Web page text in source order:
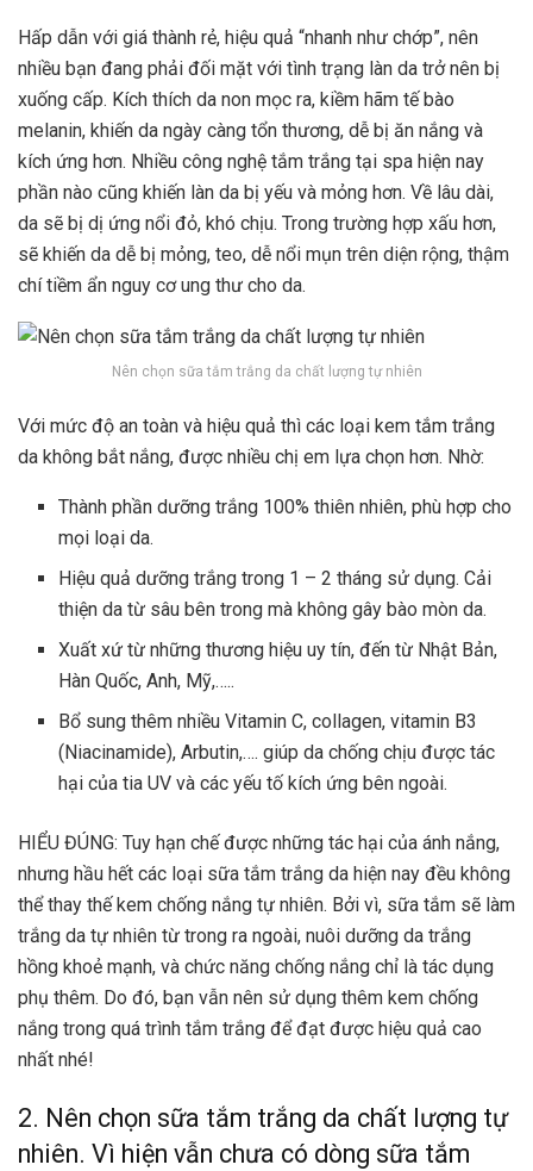
Hấp dẫn với giá thành rẻ, hiệu quả “nhanh như chớp”, nên
nhiều bạn đang phải đối mặt với tình trạng làn da trở nên bị
xuống cấp. Kích thích da non mọc ra, kiềm hãm tế bào
melanin, khiến da ngày càng tổn thương, dễ bị ăn nắng và
kích ứng hơn. Nhiều công nghệ tắm trắng tại spa hiện nay
phần nào cũng khiến làn da bị yếu và mỏng hơn. Về lâu dài,
da sẽ bị dị ứng nổi đỏ, khó chịu. Trong trường hợp xấu hơn,
sẽ khiến da dễ bị mỏng, teo, dễ nổi mụn trên diện rộng, thậm
chí tiềm ẩn nguy cơ ung thư cho da.
Nên chọn sữa tắm trắng da chất lượng tự nhiên
Với mức độ an toàn và hiệu quả thì các loại kem tắm trắng
da không bắt nắng, được nhiều chị em lựa chọn hơn. Nhờ:
Thành phần dưỡng trắng 100% thiên nhiên, phù hợp cho
mọi loại da.
Hiệu quả dưỡng trắng trong 1 – 2 tháng sử dụng. Cải
thiện da từ sâu bên trong mà không gây bào mòn da.
Xuất xứ từ những thương hiệu uy tín, đến từ Nhật Bản,
Hàn Quốc, Anh, Mỹ,…..
Bổ sung thêm nhiều Vitamin C, collagen, vitamin B3
(Niacinamide), Arbutin,…. giúp da chống chịu được tác
hại của tia UV và các yếu tố kích ứng bên ngoài.
HIỂU ĐÚNG: Tuy hạn chế được những tác hại của ánh nắng,
nhưng hầu hết các loại sữa tắm trắng da hiện nay đều không
thể thay thế kem chống nắng tự nhiên. Bởi vì, sữa tắm sẽ làm
trắng da tự nhiên từ trong ra ngoài, nuôi dưỡng da trắng
hồng khoẻ mạnh, và chức năng chống nắng chỉ là tác dụng
phụ thêm. Do đó, bạn vẫn nên sử dụng thêm kem chống
nắng trong quá trình tắm trắng để đạt được hiệu quả cao
nhất nhé!
2. Nên chọn sữa tắm trắng da chất lượng tự
nhiên. Vì hiện vẫn chưa có dòng sữa tắm